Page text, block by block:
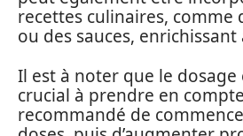
recettes culinaires, comme
ou des sauces,
Il est à noter que le dosage
crucial à prendre en
recommandé de